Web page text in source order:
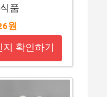
품
원
확인하기